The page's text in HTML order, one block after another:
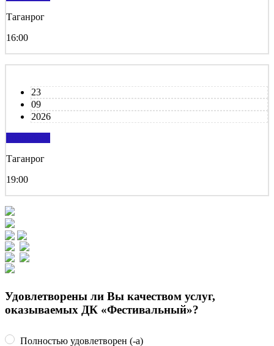
Таганрог
16:00
23
09
2026
Таганрог
19:00
Удовлетворены ли Вы качеством услуг,
оказываемых ДК «Фестивальный»?
Полностью удовлетворен (-а)